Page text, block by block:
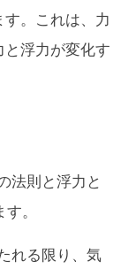
。これは、力
浮力が変化す
法則と浮力と
。
れる限り、気